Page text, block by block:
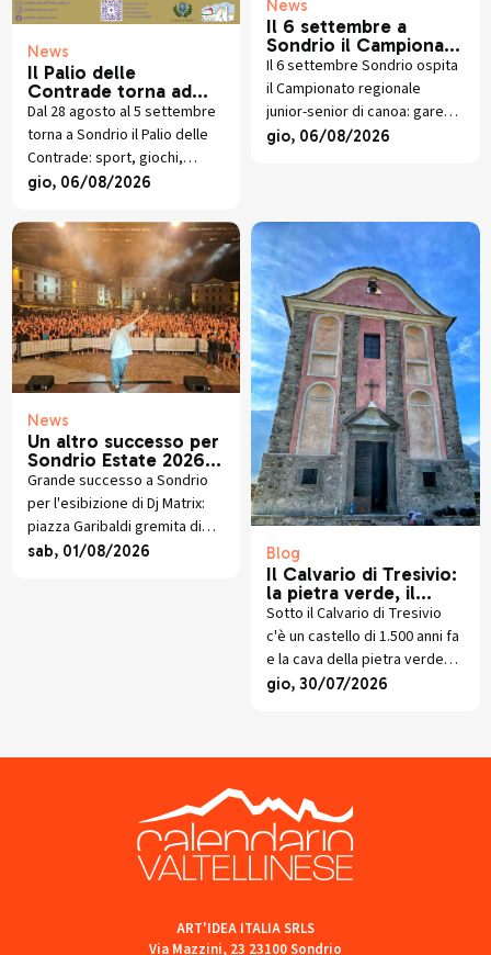
News
Il Palio delle
Contrade torna ad
animare Sondrio
Dal 28 agosto al 5 settembre
torna a Sondrio il Palio delle
Contrade: sport, giochi,
socialità e sfide in Piazza
edizione.
gio, 06/08/2026
News
Il 6 settembre a
Sondrio il Campionato
Regionale di Canoa
Il 6 settembre Sondrio ospita
il Campionato regionale
junior-senior di canoa: gare
sprint sull'Adda davanti al
gio, 06/08/2026
News
Un altro successo per
Sondrio Estate 2026:
entusiasmo alle stelle
per Dj Matrix
Grande successo a Sondrio
per l'esibizione di Dj Matrix:
piazza Garibaldi gremita di
giovani per la sesta serata di
sab, 01/08/2026 Blog
Il Calvario di Tresivio:
la pietra verde, il
castello scomparso e
lo scavo che sta
riscrivendo la storia
Sotto il Calvario di Tresivio
c'è un castello di 1.500 anni fa
e la cava della pietra verde
che veste ancora oggi la
gio, 30/07/2026
ART'IDEA ITALIA SRLS
Via Mazzini, 23 23100 Sondrio